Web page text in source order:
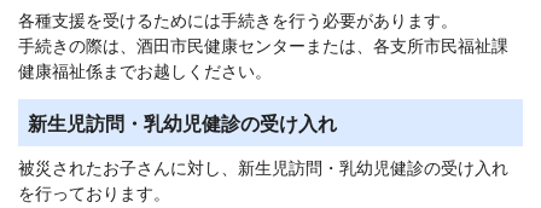
各種支援を受けるためには手続きを行う必要があります。
手続きの際は、酒田市民健康センターまたは、各支所市民福祉課
健康福祉係までお越しください。
新生児訪問・乳幼児健診の受け入れ
被災されたお子さんに対し、新生児訪問・乳幼児健診の受け入れ
を行っております。